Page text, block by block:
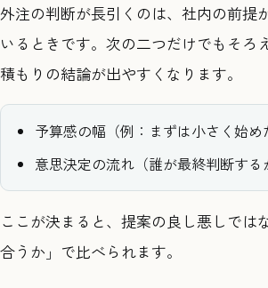
外注の判断が長引くのは、社内の前提
いるときです。次の二つだけでもそろ
積もりの結論が出やすくなります。
予算感の幅（例：まずは小さく始め
意思決定の流れ（誰が最終判断する
ここが決まると、提案の良し悪しでは
合うか」で比べられます。